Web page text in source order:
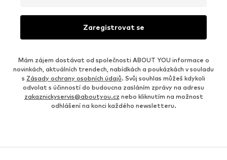
Zaregistrovat se
Mám zájem dostávat od společnosti ABOUT YOU informace o
novinkách, aktuálních trendech, nabídkách a poukázkách v souladu
s Zásady ochrany osobních údajů. Svůj souhlas můžeš kdykoli
odvolat s účinností do budoucna zasláním zprávy na adresu
zakaznickyservis@aboutyou.cz nebo kliknutím na možnost
odhlášení na konci každého newsletteru.